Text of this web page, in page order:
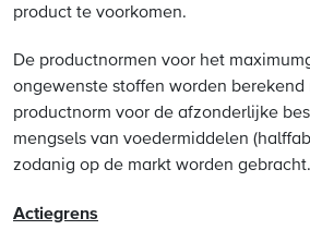
product te voorkomen.
De productnormen voor het
ongewenste stoffen worden berekend
productnorm voor de afzonderlijke
mengsels van voedermiddelen
zodanig op de markt worden gebracht.
Actiegrens